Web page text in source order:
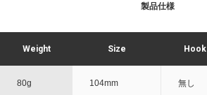
製品仕様
Weight Size Hook
80g 104mm 無し